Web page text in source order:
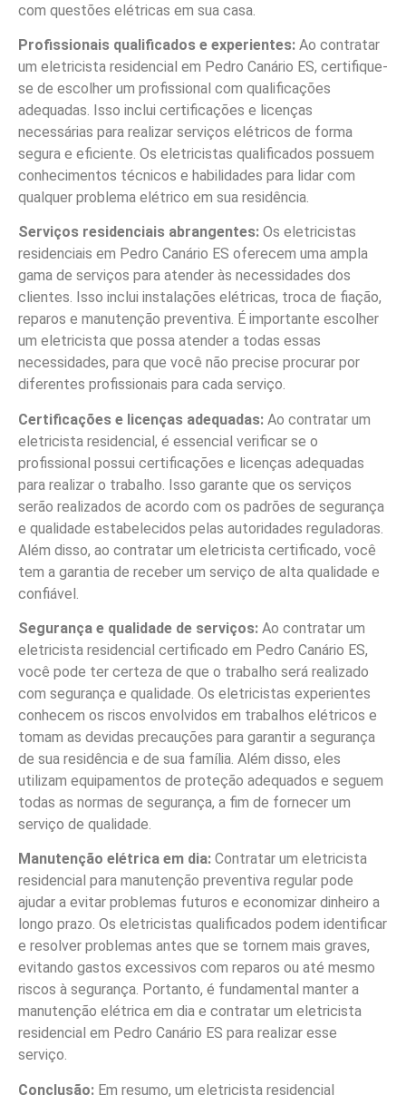
com questões elétricas em sua casa.
Profissionais qualificados e experientes: Ao contratar
um eletricista residencial em Pedro Canário ES, certifique-
se de escolher um profissional com qualificações
adequadas. Isso inclui certificações e licenças
necessárias para realizar serviços elétricos de forma
segura e eficiente. Os eletricistas qualificados possuem
conhecimentos técnicos e habilidades para lidar com
qualquer problema elétrico em sua residência.
Serviços residenciais abrangentes: Os eletricistas
residenciais em Pedro Canário ES oferecem uma ampla
gama de serviços para atender às necessidades dos
clientes. Isso inclui instalações elétricas, troca de fiação,
reparos e manutenção preventiva. É importante escolher
um eletricista que possa atender a todas essas
necessidades, para que você não precise procurar por
diferentes profissionais para cada serviço.
Certificações e licenças adequadas: Ao contratar um
eletricista residencial, é essencial verificar se o
profissional possui certificações e licenças adequadas
para realizar o trabalho. Isso garante que os serviços
serão realizados de acordo com os padrões de segurança
e qualidade estabelecidos pelas autoridades reguladoras.
Além disso, ao contratar um eletricista certificado, você
tem a garantia de receber um serviço de alta qualidade e
confiável.
Segurança e qualidade de serviços: Ao contratar um
eletricista residencial certificado em Pedro Canário ES,
você pode ter certeza de que o trabalho será realizado
com segurança e qualidade. Os eletricistas experientes
conhecem os riscos envolvidos em trabalhos elétricos e
tomam as devidas precauções para garantir a segurança
de sua residência e de sua família. Além disso, eles
utilizam equipamentos de proteção adequados e seguem
todas as normas de segurança, a fim de fornecer um
serviço de qualidade.
Manutenção elétrica em dia: Contratar um eletricista
residencial para manutenção preventiva regular pode
ajudar a evitar problemas futuros e economizar dinheiro a
longo prazo. Os eletricistas qualificados podem identificar
e resolver problemas antes que se tornem mais graves,
evitando gastos excessivos com reparos ou até mesmo
riscos à segurança. Portanto, é fundamental manter a
manutenção elétrica em dia e contratar um eletricista
residencial em Pedro Canário ES para realizar esse
serviço.
Conclusão: Em resumo, um eletricista residencial